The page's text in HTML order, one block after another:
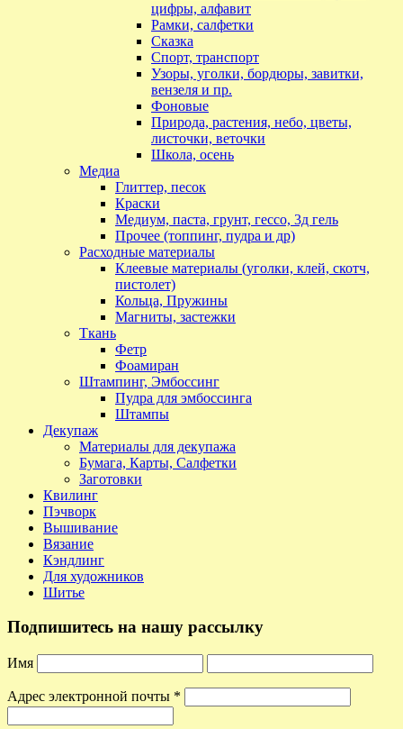
цифры, алфавит
Рамки, салфетки
Сказка
Спорт, транспорт
Узоры, уголки, бордюры, завитки,
вензеля и пр.
Фоновые
Природа, растения, небо, цветы,
листочки, веточки
Школа, осень
Медиа
Глиттер, песок
Краски
Медиум, паста, грунт, гессо, 3д гель
Прочее (топпинг, пудра и др)
Расходные материалы
Клеевые материалы (уголки, клей, скотч,
пистолет)
Кольца, Пружины
Магниты, застежки
Ткань
Фетр
Фоамиран
Штампинг, Эмбоссинг
Пудра для эмбоссинга
Штампы
Декупаж
Материалы для декупажа
Бумага, Карты, Салфетки
Заготовки
Квилинг
Пэчворк
Вышивание
Вязание
Кэндлинг
Для художников
Шитье
Подпишитесь на нашу рассылку
Имя
Адрес электронной почты *